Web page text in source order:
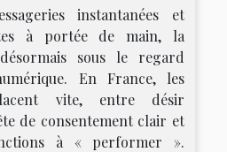
instantanées et
à portée de main, la
sous le regard
En France, les
vite, entre désir
de consentement clair et
à « performer ».